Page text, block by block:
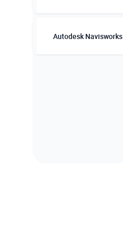
Autodesk Navisworks